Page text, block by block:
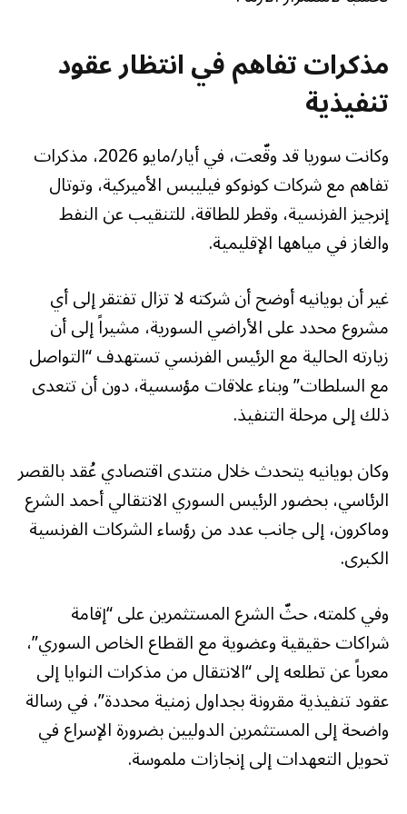
مذكرات تفاهم في انتظار عقود
تنفيذية
وكانت سوريا قد وقّعت، في أيار/مايو 2026، مذكرات
تفاهم مع شركات كونوكو فيليبس الأميركية، وتوتال
إنرجيز الفرنسية، وقطر للطاقة، للتنقيب عن النفط
والغاز في مياهها الإقليمية.
غير أن بويانيه أوضح أن شركته لا تزال تفتقر إلى أي
مشروع محدد على الأراضي السورية، مشيراً إلى أن
زيارته الحالية مع الرئيس الفرنسي تستهدف “التواصل
مع السلطات” وبناء علاقات مؤسسية، دون أن تتعدى
ذلك إلى مرحلة التنفيذ.
وكان بويانيه يتحدث خلال منتدى اقتصادي عُقد بالقصر
الرئاسي، بحضور الرئيس السوري الانتقالي أحمد الشرع
وماكرون، إلى جانب عدد من رؤساء الشركات الفرنسية
الكبرى.
وفي كلمته، حثّ الشرع المستثمرين على “إقامة
شراكات حقيقية وعضوية مع القطاع الخاص السوري”،
معرباً عن تطلعه إلى “الانتقال من مذكرات النوايا إلى
عقود تنفيذية مقرونة بجداول زمنية محددة”، في رسالة
واضحة إلى المستثمرين الدوليين بضرورة الإسراع في
تحويل التعهدات إلى إنجازات ملموسة.